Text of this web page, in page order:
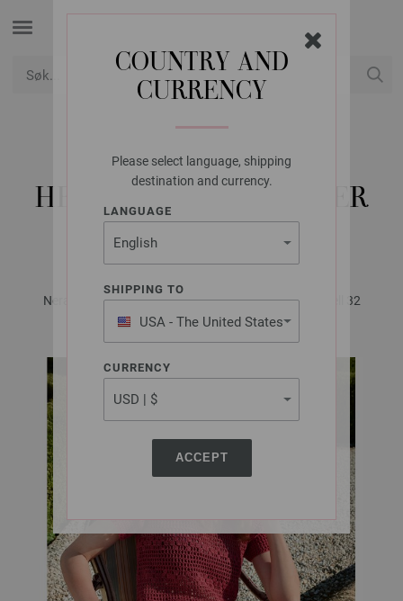
COUNTRY AND
CURRENCY
Please select language, shipping
destination and currency.
LANGUAGE
SHIPPING TO
USA - The United States
of America
CURRENCY
ACCEPT
LANA GROSSA
HEKLET KJOLE SUMMER
CASHMERE
Nera No. 2 - Magazine (DE) + Oppskrifter (NO) | Modell 32